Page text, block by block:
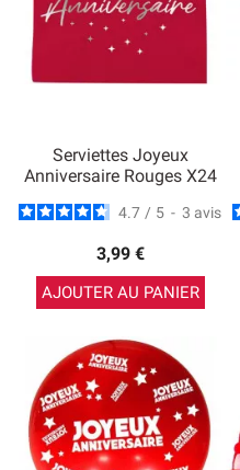
Serviettes Joyeux
Anniversaire Rouges X24
4.7 / 5 - 3 avis
3,99 €
AJOUTER AU PANIER